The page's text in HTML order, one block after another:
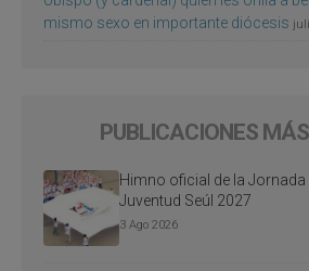
mismo sexo en importante diócesis
PUBLICACIONES
Himno oficial de la Jornada
Juventud Seúl 2027
3 Ago 2026